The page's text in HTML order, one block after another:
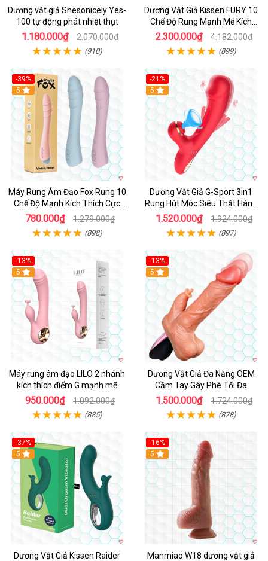
Dương vật giả Shesonicely Yes-
100 tự động phát nhiệt thụt
1.180.000₫ 2.070.000₫
(910)
Dương Vật Giả Kissen FURY 10
Chế Độ Rung Mạnh Mẽ Kích
Thích
2.300.000₫ 4.182.000₫
(899)
-39%
Hot
5
Máy Rung Âm Đạo Fox Rung 10
Chế Độ Mạnh Kích Thích Cực
Sướng
780.000₫ 1.279.000₫
(898)
-21%
Hot
5
Dương Vật Giả G-Sport 3in1
Rung Hút Móc Siêu Thật Hàng
Hot
1.520.000₫ 1.924.000₫
(897)
-13%
Hot
5
Máy rung âm đạo LILO 2 nhánh
kích thích điểm G mạnh mẽ
950.000₫ 1.092.000₫
(885)
-13%
Hot
5
Dương Vật Giả Đa Năng OEM
Cầm Tay Gây Phê Tối Đa
1.500.000₫ 1.724.000₫
(878)
-37%
Hot
5
Dương Vật Giả Kissen Raider
-16%
Hot
5
Manmiao W18 dương vật giả